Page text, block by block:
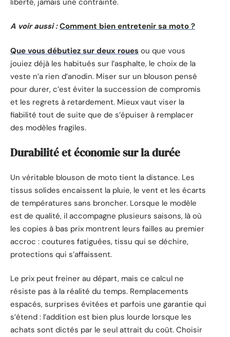
A voir aussi : Comment bien entretenir sa moto ?
Que vous débutiez sur deux roues ou que vous
jouiez déjà les habitués sur l’asphalte, le choix de la
veste n’a rien d’anodin. Miser sur un blouson pensé
pour durer, c’est éviter la succession de compromis
et les regrets à retardement. Mieux vaut viser la
fiabilité tout de suite que de s’épuiser à remplacer
des modèles fragiles.
Durabilité et économie sur la durée
Un véritable blouson de moto tient la distance. Les
tissus solides encaissent la pluie, le vent et les écarts
de températures sans broncher. Lorsque le modèle
est de qualité, il accompagne plusieurs saisons, là où
les copies à bas prix montrent leurs failles au premier
accroc : coutures fatiguées, tissu qui se déchire,
protections qui s’affaissent.
Le prix peut freiner au départ, mais ce calcul ne
résiste pas à la réalité du temps. Remplacements
espacés, surprises évitées et parfois une garantie qui
s’étend : l’addition est bien plus lourde lorsque les
achats sont dictés par le seul attrait du coût. Choisir